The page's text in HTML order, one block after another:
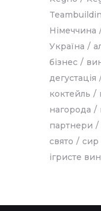
Німеччина
Україна
бізнес
дегустація
коктейль
нагорода
партнери
свято
сир
ігристе